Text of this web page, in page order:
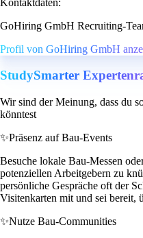
GoHiring GmbH Recruiting-
Profil von GoHiring GmbH
StudySmarter
Wir sind der Meinung, dass du
könntest
✨Präsenz auf Bau-Events
Besuche lokale Bau-Messen
potenziellen Arbeitgebern zu
persönliche Gespräche oft der
Visitenkarten mit und sei bereit,
✨Nutze Bau-Communities